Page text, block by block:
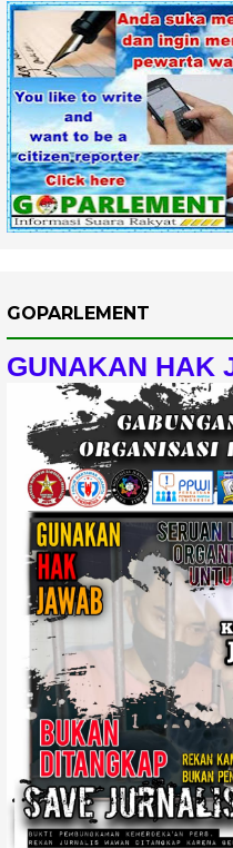
GOPARLEMENT
GUNAKAN HAK